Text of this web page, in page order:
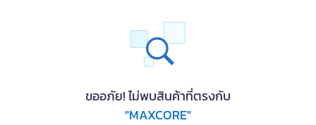
ขออภัย! ไม่พบสินค้าที่ตรงกับ
"MAXCORE"